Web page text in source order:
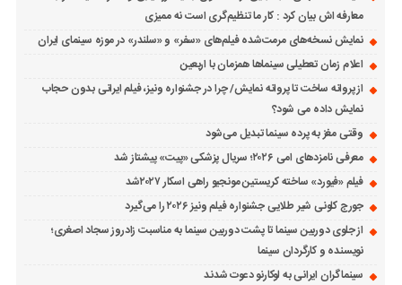
معارفه اش بیان کرد : کار ما تنظیم‌گری است نه ممیزی
نمایش نسخه‌های مرمت‌شده فیلم‌های «سفر» و «سلندر» در موزه سینمای ایران
اعلام زمان تعطیلی سینماها همزمان با اربعین
از پروانه ساخت تا پروانه نمایش/ چرا در جشنواره ونیز، فیلم ایرانی بدون حجاب
نمایش داده می شود؟
وقتی مغز به پرده سینما تبدیل می‌شود
معرفی نامزدهای امی ۲۰۲۶؛ سریال پزشکی «پیت» پیشتاز شد
فیلم «فیورد» ساخته کریستین مونجیو راهی اسکار ۲۰۲۷شد
جورج کلونی شیر طلایی جشنواره فیلم ونیز ۲۰۲۶ را می‌گیرد
از جلوی دوربین سینما تا پشت دوربین سینما به مناسبت زادروز سجاد اصغری؛
نویسنده و کارگردان سینما
سینماگران ایرانی به لوکارنو دعوت شدند